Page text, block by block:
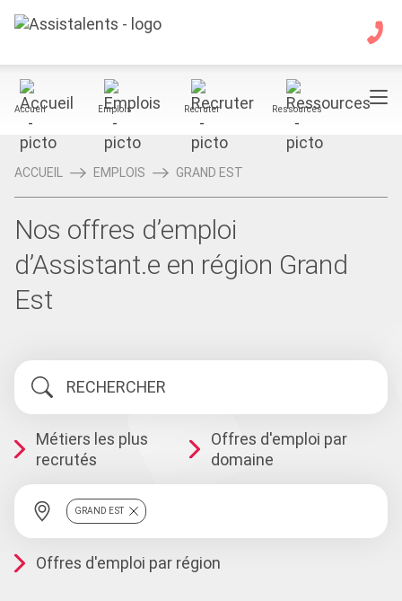
Accueil Emplois Recruter Ressources
ACCUEIL EMPLOIS GRAND EST
Nos offres d’emploi
d’Assistant.e en région Grand
Est
Métiers les plus
recrutés
Offres d'emploi par
domaine
GRAND EST
Offres d'emploi par région